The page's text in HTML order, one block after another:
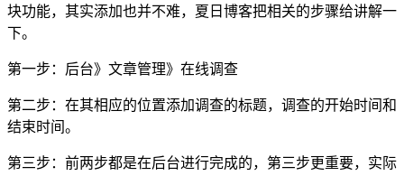
块功能，其实添加也并不难，夏日博客把相关的步骤给讲解一
下。
第一步：后台》文章管理》在线调查
第二步：在其相应的位置添加调查的标题，调查的开始时间和
结束时间。
第三步：前两步都是在后台进行完成的，第三步更重要，实际